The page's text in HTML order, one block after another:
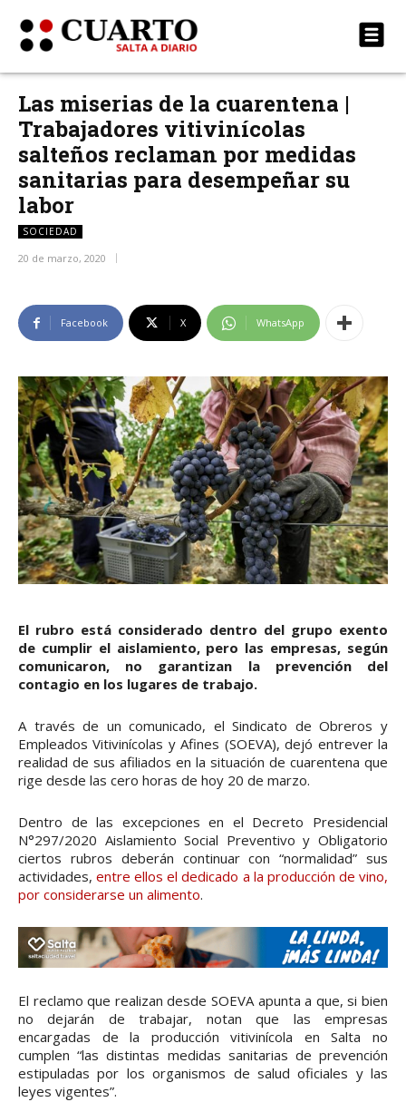
Las miserias de la cuarentena |
Trabajadores vitivinícolas
salteños reclaman por medidas
sanitarias para desempeñar su
labor
SOCIEDAD
20 de marzo, 2020
Facebook X WhatsApp
El rubro está considerado dentro del grupo exento
de cumplir el aislamiento, pero las empresas, según
comunicaron, no garantizan la prevención del
contagio en los lugares de trabajo.
A través de un comunicado, el Sindicato de Obreros y
Empleados Vitivinícolas y Afines (SOEVA), dejó entrever la
realidad de sus afiliados en la situación de cuarentena que
rige desde las cero horas de hoy 20 de marzo.
Dentro de las excepciones en el Decreto Presidencial
N°297/2020 Aislamiento Social Preventivo y Obligatorio
ciertos rubros deberán continuar con “normalidad” sus
actividades,entre ellos el dedicado a la producción de vino,
por considerarse un alimento.
El reclamo que realizan desde SOEVA apunta a que, si bien
no dejarán de trabajar, notan que las empresas
encargadas de la producción vitivinícola en Salta no
cumplen “las distintas medidas sanitarias de prevención
estipuladas por los organismos de salud oficiales y las
leyes vigentes”.